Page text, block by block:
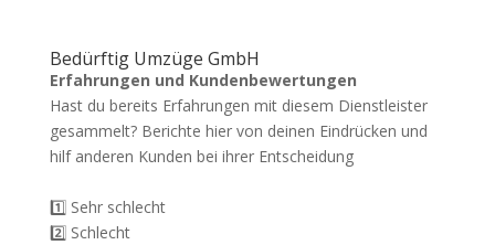
Bedürftig Umzüge GmbH
Erfahrungen und Kundenbewertungen
Hast du bereits Erfahrungen mit diesem Dienstleister
gesammelt? Berichte hier von deinen Eindrücken und
hilf anderen Kunden bei ihrer Entscheidung
1️⃣ Sehr schlecht
2️⃣ Schlecht